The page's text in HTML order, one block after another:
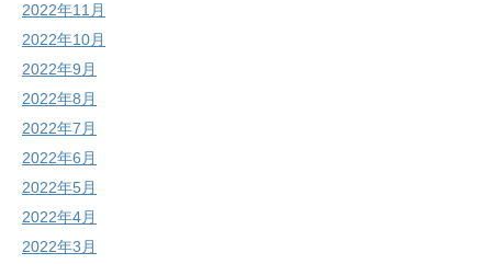
2022年11月
2022年10月
2022年9月
2022年8月
2022年7月
2022年6月
2022年5月
2022年4月
2022年3月